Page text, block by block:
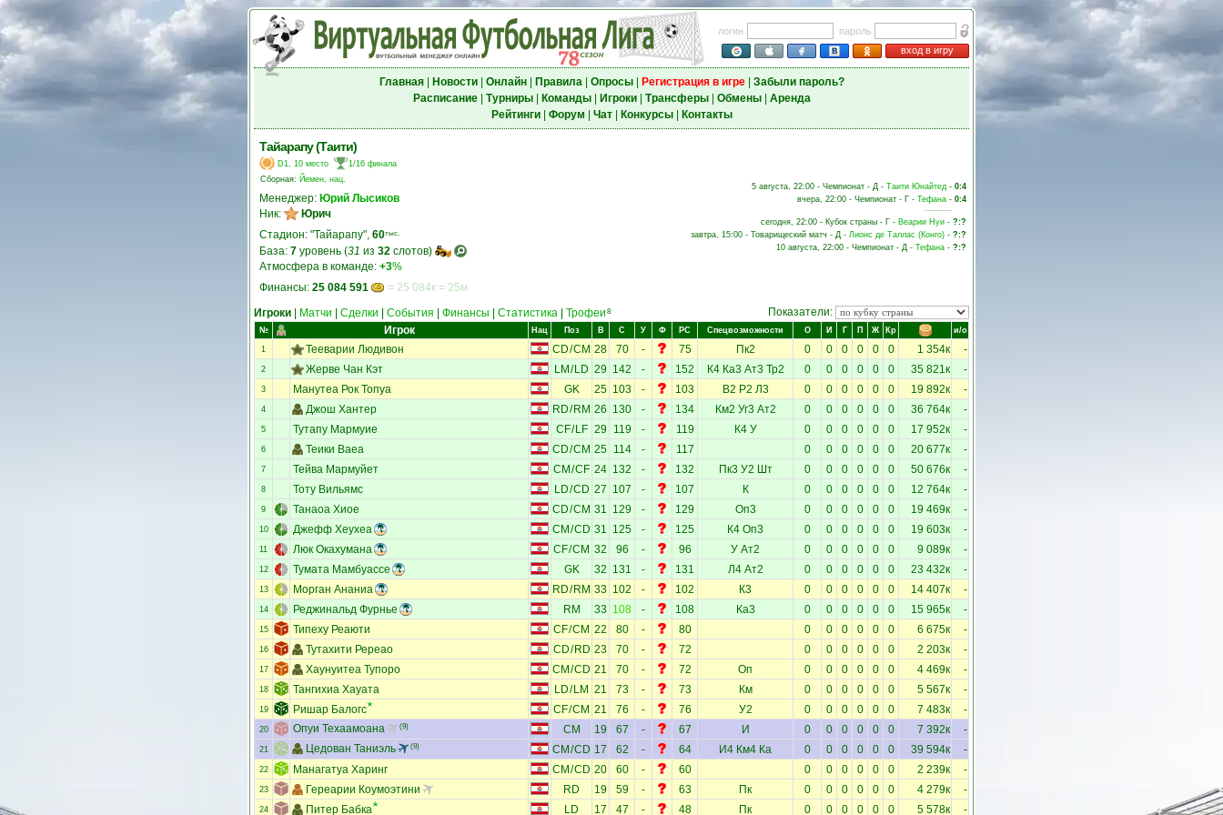
логин
пароль
вход в игру
Главная| Новости| Онлайн| Правила| Опросы| Регистрация в игре| Забыли пароль?
Расписание| Турниры| Команды| Игроки| Трансферы| Обмены| Аренда
Рейтинги| Форум Чат| Конкурсы| Контакты
Тайарапу (Таити)
D1, 10 место
1/16 финала
Сборная: Йемен, нац.
Менеджер: Юрий Лысиков
Ник:
Юрич
Стадион: "Тайарапу", 60тыс.
База: 7 уровень (31 из 32 слотов)
Атмосфера в команде: +3%
Финансы: 25 084 591 = 25 084к = 25м
5 августа, 22:00 - Чемпионат - Д - Таити Юнайтед - 0:4
вчера, 22:00 - Чемпионат - Г - Тефана - 0:4
сегодня, 22:00 - Кубок страны - Г - Веарии Нуи - ?:?
завтра, 15:00 - Товарищеский матч - Д - Лионс де Таллас (Конго) - ?:?
10 августа, 22:00 - Чемпионат - Д - Тефана - ?:?
Игроки Матчи Сделки События Финансы Статистика Трофеи 8 Показатели:
№ Игрок Нац Поз В С У Ф РС Спецвозможности О И Г П Ж Кр и/о
1 Тееварии Людивон CD/CM 28 70 - 75 Пк2 0 0 0 0 0 0 1 354к -
2 Жерве Чан Кэт LM / LD 29 142 - 152 К4 Ка3 Ат3 Тр2 0 0 0 0 0 0 35 821к -
3 Манутеа Рок Топуа GK 25 103 - 103 В2 Р2 Л3 0 0 0 0 0 0 19 892к -
4 Джош Хантер RD/ RM 26 130 - 134 Км2 Уг3 Ат2 0 0 0 0 0 0 36 764к -
5 Тутапу Мармуие CF/LF 29 119 - 119 К4 У 0 0 0 0 0 0 17 952к -
6 Теики Ваеа CD/CM 25 114 - 117 0 0 0 0 0 0 20 677к -
7 Тейва Мармуйет CM /CF 24 132 - 132 Пк3 У2 Шт 0 0 0 0 0 0 50 676к -
8 Тоту Вильямс LD/CD 27 107 - 107 К 0 0 0 0 0 0 12 764к -
9 Танаоа Хиое CD/CM 31 129 - 129 Оп3 0 0 0 0 0 0 19 469к -
10 Джефф Хеухеа CM /CD 31 125 - 125 К4 Оп3 0 0 0 0 0 0 19 603к -
11 Люк Окахумана CF/CM 32 96 - 96 У Ат2 0 0 0 0 0 0 9 089к -
12 Тумата Мамбуассе GK 32 131 - 131 Л4 Ат2 0 0 0 0 0 0 23 432к -
13 Морган Ананиа RD/ RM 33 102 - 102 К3 0 0 0 0 0 0 14 407к -
14 Реджинальд Фурнье RM 33 108 - 108 Ка3 0 0 0 0 0 0 15 965к -
15 Типеху Реаюти CF/CM 22 80 - 80 0 0 0 0 0 0 6 675к -
16 Тутахити Ререао CD/RD 23 70 - 72 0 0 0 0 0 0 2 203к -
17 Хаунуитеа Тупоро CM /CD 21 70 - 72 Оп 0 0 0 0 0 0 4 469к -
18 Тангихиа Хауата LD/ LM 21 73 - 73 Км 0 0 0 0 0 0 5 567к -
19 Ришар Балогс CF/CM 21 76 - 76 У2 0 0 0 0 0 0 7 483к -
20 Опуи Техаамоана (9) CM 19 67 - 67 И 0 0 0 0 0 0 7 392к -
21 Цедован Таниэль (9) CM /CD 17 62 - 64 И4 Км4 Ка 0 0 0 0 0 0 39 594к -
22 Манагатуа Харинг CM /CD 20 60 - 60 0 0 0 0 0 0 2 239к -
23 Гереарии Коумоэтини RD 19 59 - 63 Пк 0 0 0 0 0 0 4 279к -
24 Питер Бабка LD 17 47 - 48 Пк 0 0 0 0 0 0 5 578к -